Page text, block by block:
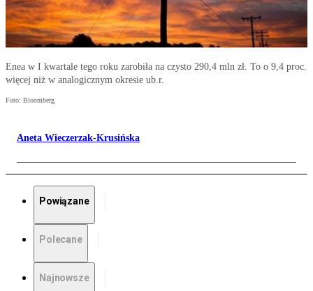
Enea w I kwartale tego roku zarobiła na czysto 290,4 mln zł. To o 9,4 proc.
więcej niż w analogicznym okresie ub.r.
Foto: Bloomberg
Aneta Wieczerzak-Krusińska
Powiązane
Polecane
Najnowsze